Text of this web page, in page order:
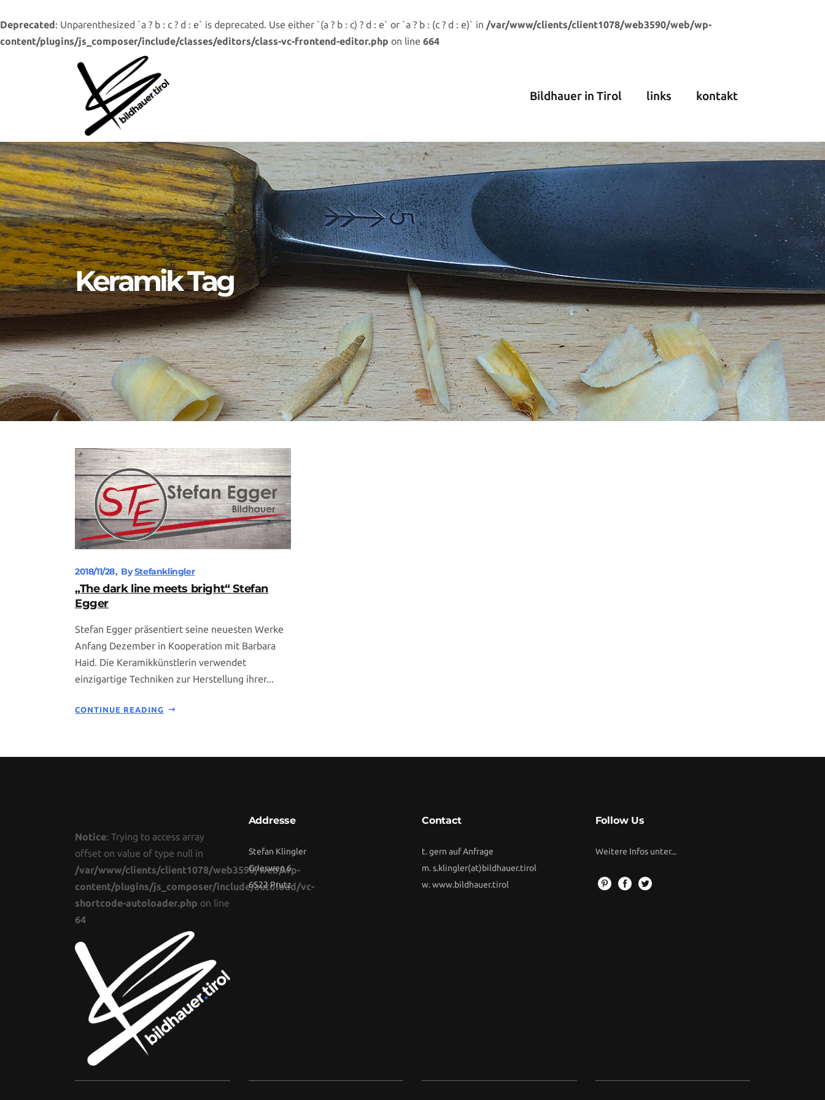
Deprecated: Unparenthesized `a ? b : c ? d : e` is deprecated. Use either `(a ? b : c) ? d : e` or `a ? b : (c ? d : e)` in /var/www/clients/client1078/web3590/web/wp-
content/plugins/js_composer/include/classes/editors/class-vc-frontend-editor.php on line 664
Bildhauer in Tirol links kontakt
Keramik Tag
2018/11/28 ByStefanklingler
„The dark line meets bright“ Stefan
Egger
Stefan Egger präsentiert seine neuesten Werke
Anfang Dezember in Kooperation mit Barbara
Haid. Die Keramikkünstlerin verwendet
einzigartige Techniken zur Herstellung ihrer...
CONTINUE READING
Notice: Trying to access array
offset on value of type null in
/var/www/clients/client1078/web3590/web/wp-
content/plugins/js_composer/include/autoload/vc-
shortcode-autoloader.php on line
64
Addresse
Stefan Klingler
Griesweg 6
6522 Prutz
Contact
t. gern auf Anfrage
m.s.klingler(at)bildhauer.tirol
w.www.bildhauer.tirol
Follow Us
Weitere Infos unter...